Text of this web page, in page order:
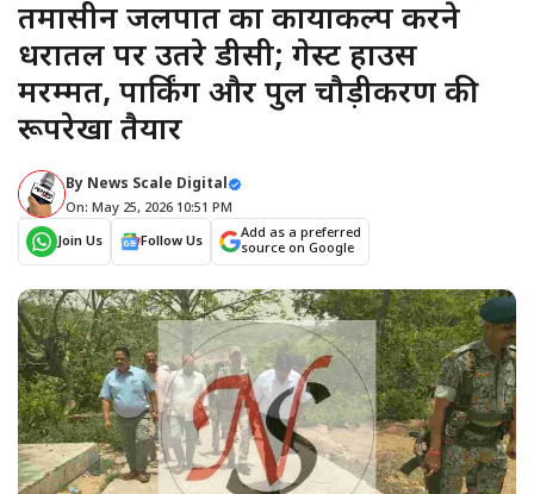
तमासीन जलप्रपात का कायाकल्प करने
धरातल पर उतरे डीसी; गेस्ट हाउस
मरम्मत, पार्किंग और पुल चौड़ीकरण की
रूपरेखा तैयार
By News Scale Digital
On: May 25, 2026 10:51 PM
Join Us
Follow Us
Add as a preferred
source on Google